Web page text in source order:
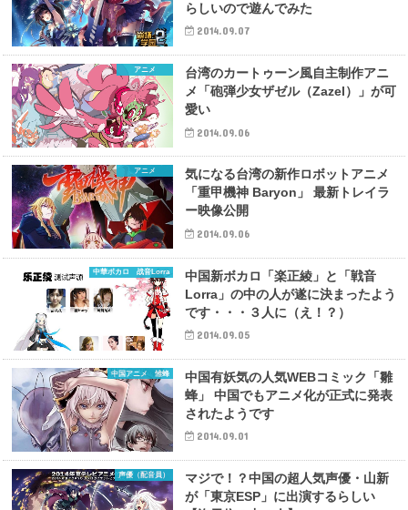
らしいので遊んでみた
2014.09.07
アニメ
台湾のカートゥーン風自主制作アニ
メ「砲弾少女ザゼル（Zazel）」が可
愛い
2014.09.06
アニメ
気になる台湾の新作ロボットアニメ
「重甲機神 Baryon」 最新トレイラ
ー映像公開
2014.09.06
中華ボカロ 战音Lorra
中国新ボカロ「楽正綾」と「戦音
Lorra」の中の人が遂に決まったよう
です・・・３人に（え！？）
2014.09.05
中国アニメ 雏蜂
中国有妖気の人気WEBコミック「雛
蜂」 中国でもアニメ化が正式に発表
されたようです
2014.09.01
声優（配音員）
マジで！？中国の超人気声優・山新
が「東京ESP」に出演するらしい